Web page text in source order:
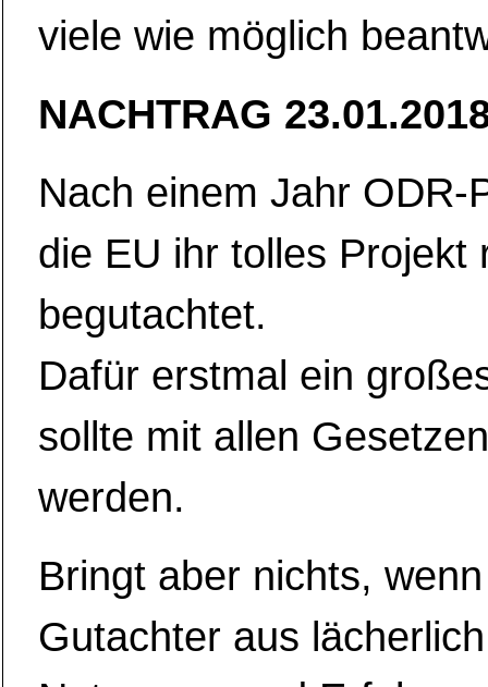
viele wie möglich
NACHTRAG
Nach einem Jahr ODR-
die EU ihr tolles Projekt
begutachtet.
Dafür erstmal ein
sollte mit allen
werden.
Bringt aber nichts,
Gutachter aus